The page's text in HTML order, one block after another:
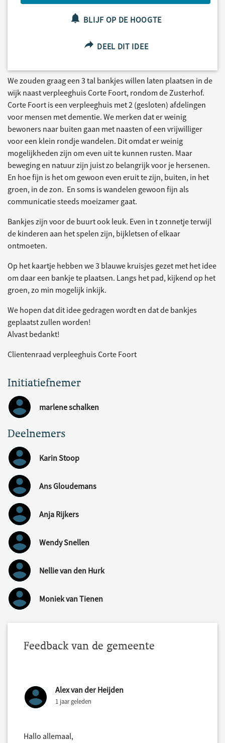
BLIJF OP DE HOOGTE
DEEL DIT IDEE
We zouden graag een 3 tal bankjes willen laten plaatsen in de
wijk naast verpleeghuis Corte Foort, rondom de Zusterhof.
Corte Foort is een verpleeghuis met 2 (gesloten) afdelingen
voor mensen met dementie. We merken dat er weinig
bewoners naar buiten gaan met naasten of een vrijwilliger
voor een klein rondje wandelen. Dit omdat er weinig
mogelijkheden zijn om even uit te kunnen rusten. Maar
beweging en natuur zijn juist zo belangrijk voor je hersenen.
En hoe fijn is het om gewoon even eruit te zijn, buiten, in het
groen, in de zon. En soms is wandelen gewoon fijn als
communicatie steeds moeizamer gaat.
Bankjes zijn voor de buurt ook leuk. Even in t zonnetje terwijl
de kinderen aan het spelen zijn, bijkletsen of elkaar
ontmoeten.
Op het kaartje hebben we 3 blauwe kruisjes gezet met het idee
om daar een bankje te plaatsen. Langs het pad, kijkend op het
groen, zo min mogelijk inkijk.
We hopen dat dit idee gedragen wordt en dat de bankjes
geplaatst zullen worden!
Alvast bedankt!
Clientenraad verpleeghuis Corte Foort
Initiatiefnemer
marlene schalken
Deelnemers
Karin Stoop
Ans Gloudemans
Anja Rijkers
Wendy Snellen
Nellie van den Hurk
Moniek van Tienen
Feedback van de gemeente
Alex van der Heijden
1 jaar geleden
Hallo allemaal,